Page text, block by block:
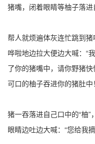
猪嘴，闭着眼睛等柚子落进
帮人就烦遍体灰连忙跳到
哗啦地边拉大便边大喊：“
了你的猪嘴中，请你野猪
可口的柚子吞进你的猪肚中
猪一吞落进自己口中的“柚
眼睛边吐边大喊：“您给我